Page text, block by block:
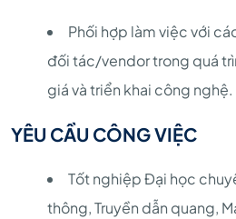
Phối hợp làm việc với
đối tác/vendor trong quá
giá và triển khai công nghệ.
YÊU CẦU CÔNG VIỆC
Tốt nghiệp Đại học
thông, Truyền dẫn quang,